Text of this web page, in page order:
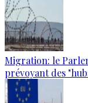
Migration: le
prévoyant des